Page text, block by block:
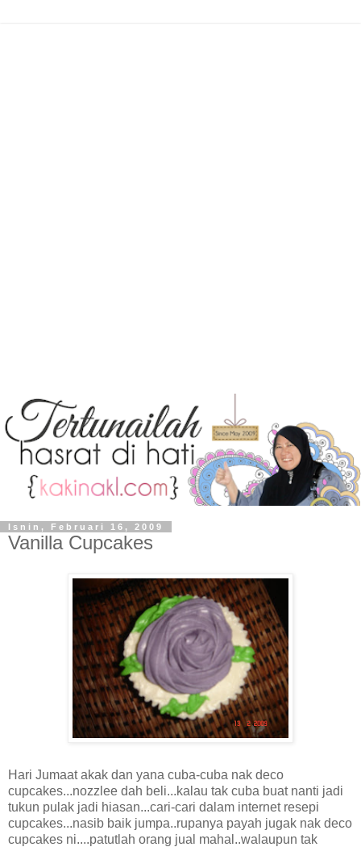
Isnin, Februari 16, 2009
Vanilla Cupcakes
Hari Jumaat akak dan yana cuba-cuba nak deco
cupcakes...nozzlee dah beli...kalau tak cuba buat nanti jadi
tukun pulak jadi hiasan...cari-cari dalam internet resepi
cupcakes...nasib baik jumpa..rupanya payah jugak nak deco
cupcakes ni....patutlah orang jual mahal..walaupun tak